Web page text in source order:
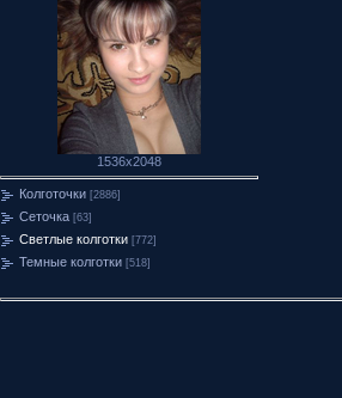
1536x2048
Колготочки [2886]
Сеточка [63]
Светлые колготки [772]
Темные колготки [518]